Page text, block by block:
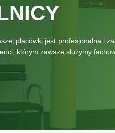
placówki jest profesjonalna i
którym zawsze służymy